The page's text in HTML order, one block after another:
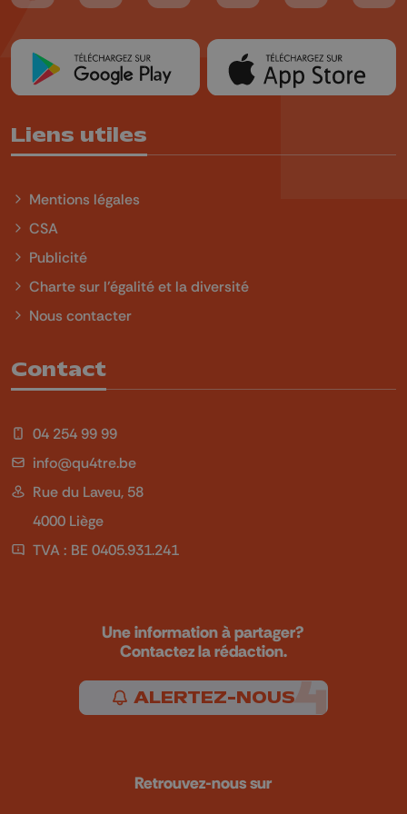
Liens utiles
Mentions légales
CSA
Publicité
Charte sur l'égalité et la diversité
Nous contacter
Contact
04 254 99 99
info@qu4tre.be
Rue du Laveu, 58
4000 Liège
TVA : BE 0405.931.241
Une information à partager?
Contactez la rédaction.
ALERTEZ-NOUS
Retrouvez-nous sur